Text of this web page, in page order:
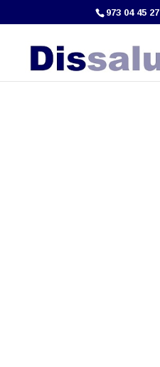
973 04 45 27